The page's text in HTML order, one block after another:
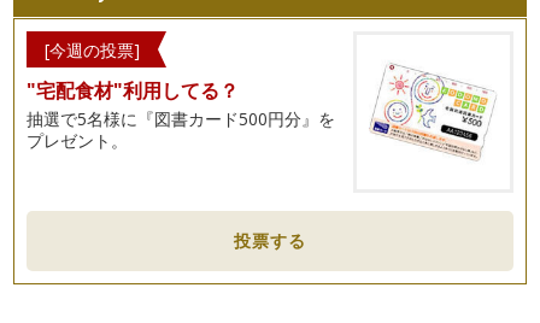
[今週の投票]
"宅配食材"利用してる？
抽選で5名様に『図書カード500円分』を
プレゼント。
投票する